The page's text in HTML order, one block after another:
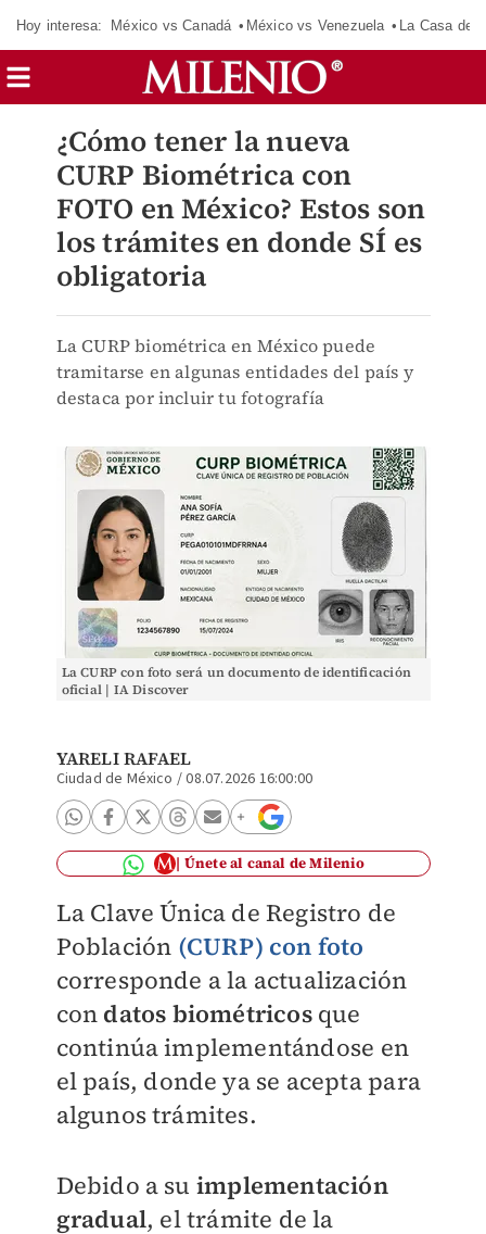
Hoy interesa: México vs Canadá México vs Venezuela La Casa de
¿Cómo tener la nueva
CURP Biométrica con
FOTO en México? Estos son
los trámites en donde SÍ es
obligatoria
La CURP biométrica en México puede
tramitarse en algunas entidades del país y
destaca por incluir tu fotografía
La CURP con foto será un documento de identificación
oficial | IA Discover
YARELI RAFAEL
Ciudad de México /08.07.2026 16:00:00
Únete al canal de Milenio
La Clave Única de Registro de
Población (CURP) con foto
corresponde a la actualización
con datos biométricosque
continúa implementándose en
el país, donde ya se acepta para
algunos trámites.
Debido a su implementación
gradual, el trámite de la